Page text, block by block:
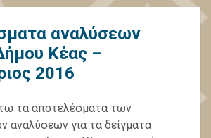
αναλύσεων
Κέας –
2016
τα αποτελέσματα των
αναλύσεων για τα δείγματα